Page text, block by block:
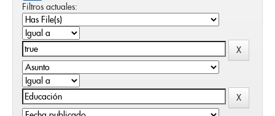
Filtros actuales: